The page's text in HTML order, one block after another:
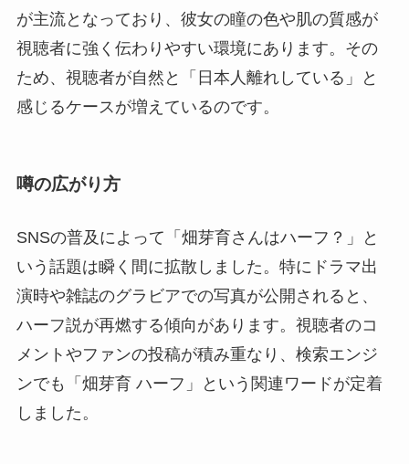
が主流となっており、彼女の瞳の色や肌の質感が
視聴者に強く伝わりやすい環境にあります。その
ため、視聴者が自然と「日本人離れしている」と
感じるケースが増えているのです。
噂の広がり方
SNSの普及によって「畑芽育さんはハーフ？」と
いう話題は瞬く間に拡散しました。特にドラマ出
演時や雑誌のグラビアでの写真が公開されると、
ハーフ説が再燃する傾向があります。視聴者のコ
メントやファンの投稿が積み重なり、検索エンジ
ンでも「畑芽育 ハーフ」という関連ワードが定着
しました。